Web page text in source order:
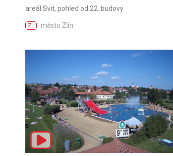
areál Svit, pohled od 22. budovy
ZL město Zlín